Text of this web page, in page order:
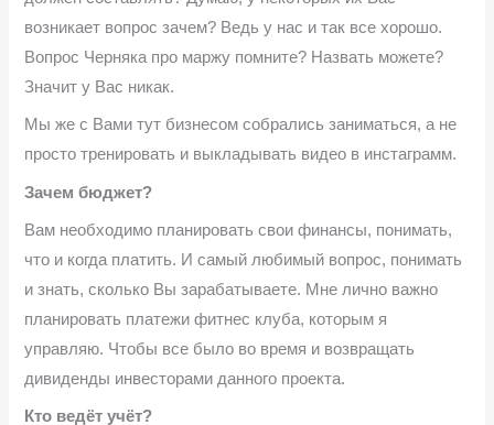
возникает вопрос зачем? Ведь у нас и так все хорошо.
Вопрос Черняка про маржу помните? Назвать можете?
Значит у Вас никак.
Мы же с Вами тут бизнесом собрались заниматься, а не
просто тренировать и выкладывать видео в инстаграмм.
Зачем бюджет?
Вам необходимо планировать свои финансы, понимать,
что и когда платить. И самый любимый вопрос, понимать
и знать, сколько Вы зарабатываете. Мне лично важно
планировать платежи фитнес клуба, которым я
управляю. Чтобы все было во время и возвращать
дивиденды инвесторами данного проекта.
Кто ведёт учёт?